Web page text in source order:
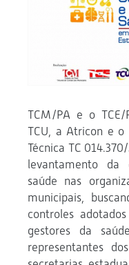
TCM/PA e o
TCU, a Atricon e o
Técnica TC
levantamento da
saúde nas
municipais,
controles
gestores da
representantes